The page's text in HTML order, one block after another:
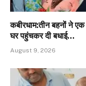
कबीरधाम:तीन बहनों ने एक
घर पहुंचकर दी बधाई…
August 9, 2026